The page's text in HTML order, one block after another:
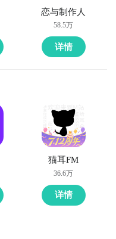
恋与制作人
58.5万
详情
猫耳FM
36.6万
详情